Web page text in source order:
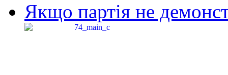
Якщо партія не